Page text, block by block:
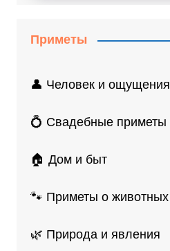
Приметы
👤 Человек и ощущения
💍 Свадебные приметы
🏠 Дом и быт
🐾 Приметы о животных
🌿 Природа и явления